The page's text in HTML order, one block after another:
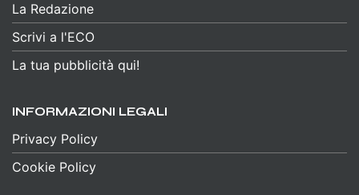
La Redazione
Scrivi a l'ECO
La tua pubblicità qui!
INFORMAZIONI LEGALI
Privacy Policy
Cookie Policy